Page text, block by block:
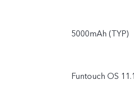
5000mAh (TYP)
Funtouch OS